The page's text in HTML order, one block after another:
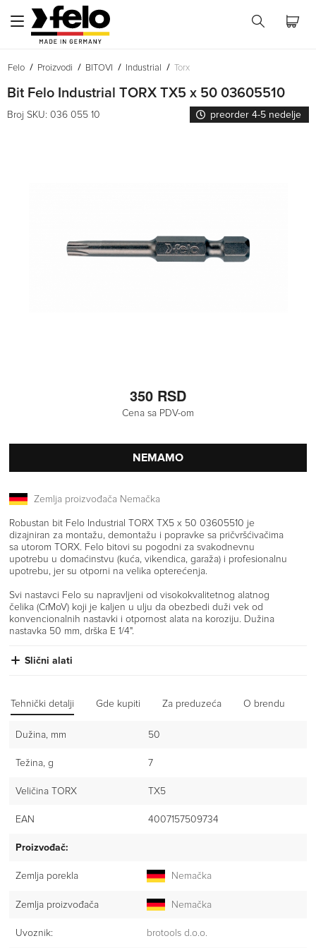
Felo Proizvodi BITOVI Industrial Torx
Bit Felo Industrial TORX TX5 x 50 03605510
Broj SKU: 036 055 10 preorder 4-5 nedelje
350 RSD
Cena sa PDV-om
NEMAMO
Zemlja proizvođača Nemačka
Robustan bit Felo Industrial TORX TX5 x 50 03605510 je
dizajniran za montažu, demontažu i popravke sa pričvršćivačima
sa utorom TORX. Felo bitovi su pogodni za svakodnevnu
upotrebu u domaćinstvu (kuća, vikendica, garaža) i profesionalnu
upotrebu, jer su otporni na velika opterećenja.
Svi nastavci Felo su napravljeni od visokokvalitetnog alatnog
čelika (CrMoV) koji je kaljen u ulju da obezbedi duži vek od
konvencionalnih nastavki i otpornost alata na koroziju. Dužina
nastavka 50 mm, drška E 1/4".
Slični alati
Tehnički detalji Gde kupiti Za preduzeća O brendu
Dužina, mm 50
Težina, g 7
Veličina TORX TX5
EAN 4007157509734
Proizvođač:
Zemlja porekla Nemačka
Zemlja proizvođača Nemačka
Uvoznik: brotools d.o.o.